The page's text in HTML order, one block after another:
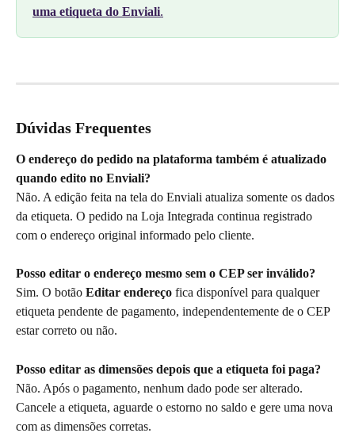
uma etiqueta do Enviali.
Dúvidas Frequentes
O endereço do pedido na plataforma também é atualizado
quando edito no Enviali?
Não. A edição feita na tela do Enviali atualiza somente os dados
da etiqueta. O pedido na Loja Integrada continua registrado
com o endereço original informado pelo cliente.
Posso editar o endereço mesmo sem o CEP ser inválido?
Sim. O botão Editar endereço fica disponível para qualquer
etiqueta pendente de pagamento, independentemente de o CEP
estar correto ou não.
Posso editar as dimensões depois que a etiqueta foi paga?
Não. Após o pagamento, nenhum dado pode ser alterado.
Cancele a etiqueta, aguarde o estorno no saldo e gere uma nova
com as dimensões corretas.